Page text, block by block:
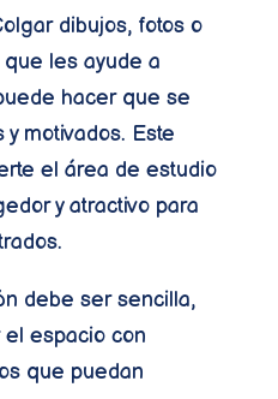
dibujos, fotos o
les ayude a
hacer que se
motivados. Este
el área de estudio
y atractivo para
debe ser sencilla,
espacio con
que puedan